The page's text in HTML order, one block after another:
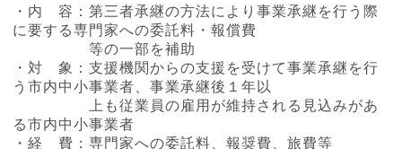
・内 容：第三者承継の方法により事業承継を行う際
に要する専門家への委託料・報償費
等の一部を補助
・対 象：支援機関からの支援を受けて事業承継を行
う市内中小事業者、事業承継後１年以
上も従業員の雇用が維持される見込みがあ
る市内中小事業者
・経 費：専門家への委託料、報奨費、旅費等